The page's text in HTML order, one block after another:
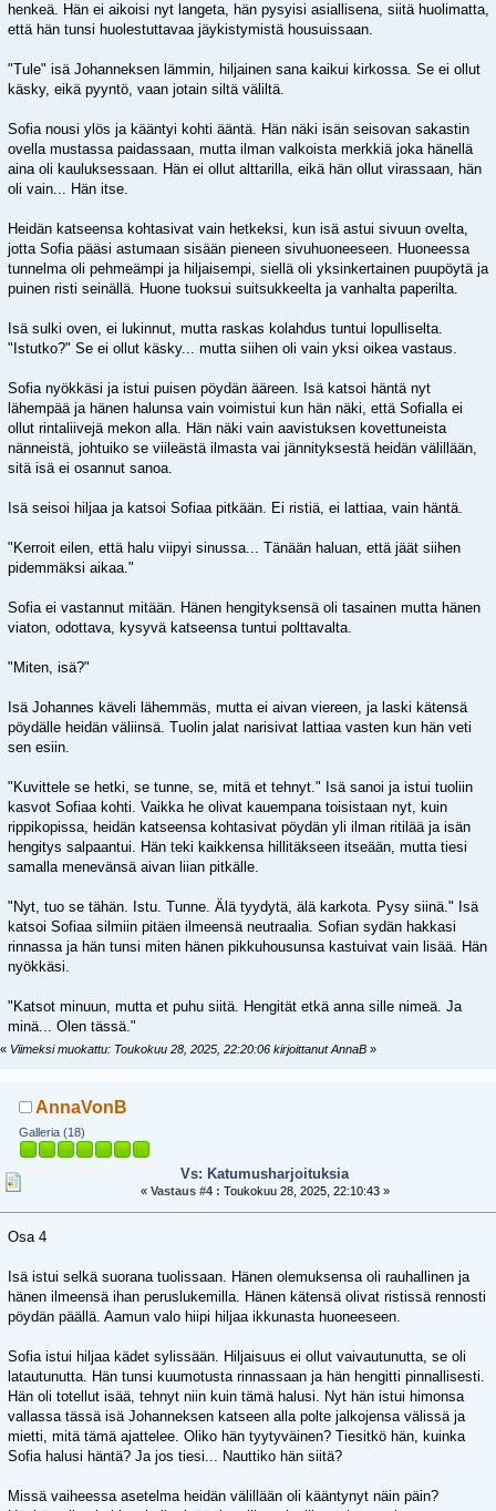
henkeä. Hän ei aikoisi nyt langeta, hän pysyisi asiallisena, siitä huolimatta,
että hän tunsi huolestuttavaa jäykistymistä housuissaan.
"Tule" isä Johanneksen lämmin, hiljainen sana kaikui kirkossa. Se ei ollut
käsky, eikä pyyntö, vaan jotain siltä väliltä.
Sofia nousi ylös ja kääntyi kohti ääntä. Hän näki isän seisovan sakastin
ovella mustassa paidassaan, mutta ilman valkoista merkkiä joka hänellä
aina oli kauluksessaan. Hän ei ollut alttarilla, eikä hän ollut virassaan, hän
oli vain... Hän itse.
Heidän katseensa kohtasivat vain hetkeksi, kun isä astui sivuun ovelta,
jotta Sofia pääsi astumaan sisään pieneen sivuhuoneeseen. Huoneessa
tunnelma oli pehmeämpi ja hiljaisempi, siellä oli yksinkertainen puupöytä ja
puinen risti seinällä. Huone tuoksui suitsukkeelta ja vanhalta paperilta.
Isä sulki oven, ei lukinnut, mutta raskas kolahdus tuntui lopulliselta.
"Istutko?" Se ei ollut käsky... mutta siihen oli vain yksi oikea vastaus.
Sofia nyökkäsi ja istui puisen pöydän ääreen. Isä katsoi häntä nyt
lähempää ja hänen halunsa vain voimistui kun hän näki, että Sofialla ei
ollut rintaliivejä mekon alla. Hän näki vain aavistuksen kovettuneista
nänneistä, johtuiko se viileästä ilmasta vai jännityksestä heidän välillään,
sitä isä ei osannut sanoa.
Isä seisoi hiljaa ja katsoi Sofiaa pitkään. Ei ristiä, ei lattiaa, vain häntä.
"Kerroit eilen, että halu viipyi sinussa... Tänään haluan, että jäät siihen
pidemmäksi aikaa."
Sofia ei vastannut mitään. Hänen hengityksensä oli tasainen mutta hänen
viaton, odottava, kysyvä katseensa tuntui polttavalta.
"Miten, isä?"
Isä Johannes käveli lähemmäs, mutta ei aivan viereen, ja laski kätensä
pöydälle heidän väliinsä. Tuolin jalat narisivat lattiaa vasten kun hän veti
sen esiin.
"Kuvittele se hetki, se tunne, se, mitä et tehnyt." Isä sanoi ja istui tuoliin
kasvot Sofiaa kohti. Vaikka he olivat kauempana toisistaan nyt, kuin
rippikopissa, heidän katseensa kohtasivat pöydän yli ilman ritilää ja isän
hengitys salpaantui. Hän teki kaikkensa hillitäkseen itseään, mutta tiesi
samalla menevänsä aivan liian pitkälle.
"Nyt, tuo se tähän. Istu. Tunne. Älä tyydytä, älä karkota. Pysy siinä." Isä
katsoi Sofiaa silmiin pitäen ilmeensä neutraalia. Sofian sydän hakkasi
rinnassa ja hän tunsi miten hänen pikkuhousunsa kastuivat vain lisää. Hän
nyökkäsi.
"Katsot minuun, mutta et puhu siitä. Hengität etkä anna sille nimeä. Ja
minä... Olen tässä."
« Viimeksi muokattu: Toukokuu 28, 2025, 22:20:06 kirjoittanut AnnaB »
AnnaVonB
Galleria (18)
Vs: Katumusharjoituksia
« Vastaus #4 : Toukokuu 28, 2025, 22:10:43 »
Osa 4
Isä istui selkä suorana tuolissaan. Hänen olemuksensa oli rauhallinen ja
hänen ilmeensä ihan peruslukemilla. Hänen kätensä olivat ristissä rennosti
pöydän päällä. Aamun valo hiipi hiljaa ikkunasta huoneeseen.
Sofia istui hiljaa kädet sylissään. Hiljaisuus ei ollut vaivautunutta, se oli
latautunutta. Hän tunsi kuumotusta rinnassaan ja hän hengitti pinnallisesti.
Hän oli totellut isää, tehnyt niin kuin tämä halusi. Nyt hän istui himonsa
vallassa tässä isä Johanneksen katseen alla polte jalkojensa välissä ja
mietti, mitä tämä ajattelee. Oliko hän tyytyväinen? Tiesitkö hän, kuinka
Sofia halusi häntä? Ja jos tiesi... Nauttiko hän siitä?
Missä vaiheessa asetelma heidän välillään oli kääntynyt näin päin?